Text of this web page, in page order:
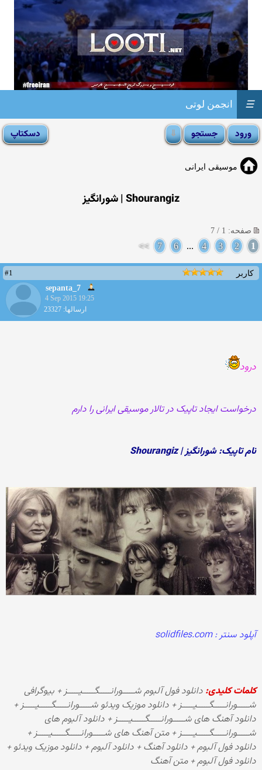
انجمن لوتی ☰
موسیقی ایرانی
Shourangiz | شورانگیز
صفحه: 1 / 7
1
2
3
4
...
6
7
>>
کاربر
#1
sepanta_7
4 Sep 2015 19:25
ارسالها: 23327
درود
درخواست ایجاد تاپیک در تالار موسیقی ایرانی را دارم
نام تاپیک: شورانگیز | Shourangiz
آپلود سنتر : solidfiles.com
کلمات کلیدی: دانلود فول آلبوم شـــــورانـــــگـــــیـــــز + بیوگرافی
شـــــورانـــــگـــــیـــــز + دانلود موزیک ویدئو شـــــورانـــــگـــــیـــــز +
دانلود آهنگ های شـــــورانـــــگـــــیـــــز + دانلود آلبوم های
شـــــورانـــــگـــــیـــــز + متن آهنگ های شـــــورانـــــگـــــیـــــز +
دانلود فول آلبوم + دانلود آهنگ + دانلود آلبوم + دانلود موزیک ویدئو +
دانلود فول آلبوم + متن آهنگ